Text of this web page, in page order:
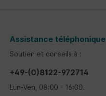
Assistance téléphonique
Soutien et conseils à :
+49-(0)8122-972714
Lun-Ven, 08:00 - 16:00.